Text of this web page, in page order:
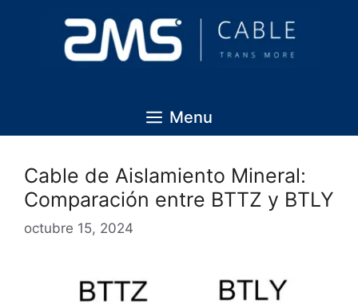
Menu
Cable de Aislamiento Mineral:
Comparación entre BTTZ y BTLY
octubre 15, 2024